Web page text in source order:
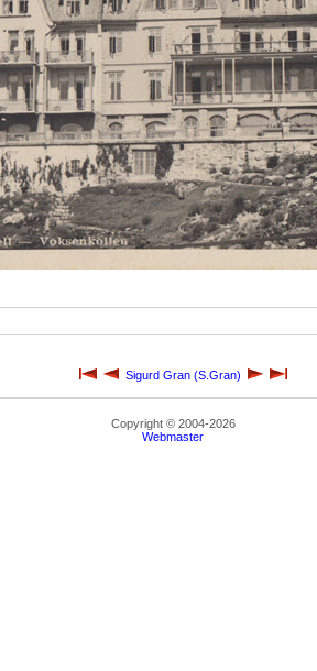
Sigurd Gran (S.Gran)
Copyright © 2004-2026
Webmaster